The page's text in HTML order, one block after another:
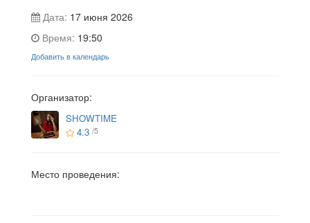
Дата: 17 июня 2026
Время: 19:50
Добавить в календарь
Организатор:
SHOWTIME
4.3 /5
Место проведения: